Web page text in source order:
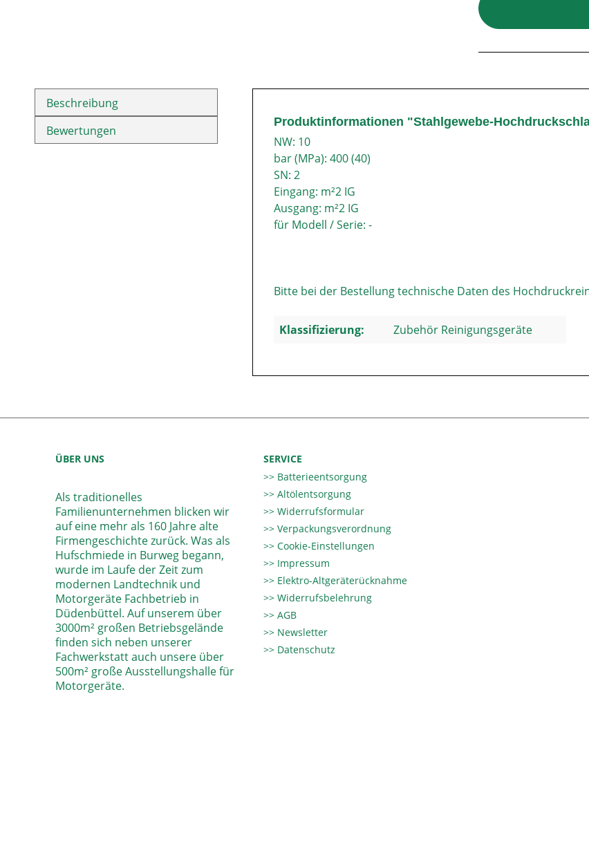
Beschreibung
Bewertungen
Produktinformationen "Stahlgewebe-
NW: 10
bar (MPa): 400 (40)
SN: 2
Eingang: m²2 IG
Ausgang: m²2 IG
für Modell / Serie: -
Bitte bei der Bestellung technische Daten des
Klassifizierung: Zubehör Reinigungsgeräte
ÜBER UNS
Als traditionelles
Familienunternehmen blicken wir
auf eine mehr als 160 Jahre alte
Firmengeschichte zurück. Was als
Hufschmiede in Burweg begann,
wurde im Laufe der Zeit zum
modernen Landtechnik und
Motorgeräte Fachbetrieb in
Düdenbüttel. Auf unserem über
3000m² großen Betriebsgelände
finden sich neben unserer
Fachwerkstatt auch unsere über
500m² große Ausstellungshalle für
Motorgeräte.
SERVICE
Batterieentsorgung
Altölentsorgung
Widerrufsformular
Verpackungsverordnung
Cookie-Einstellungen
Impressum
Elektro-Altgeräterücknahme
Widerrufsbelehrung
AGB
Newsletter
Datenschutz